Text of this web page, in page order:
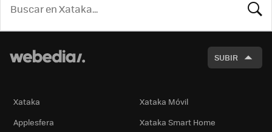
SUBIR
Xataka
Xataka Móvil
Applesfera
Xataka Smart Home